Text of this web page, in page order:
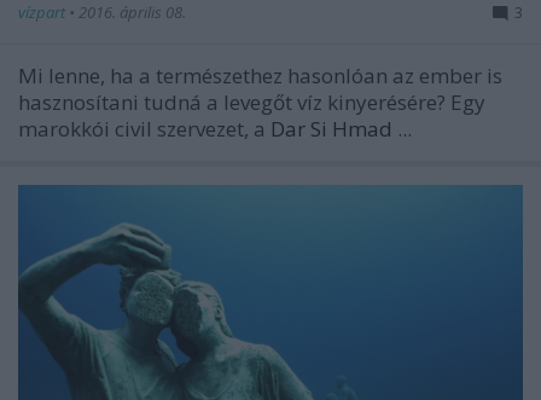
vízpart • 2016. április 08. 3
Mi lenne, ha a természethez hasonlóan az ember is
hasznosítani tudná a levegőt víz kinyerésére? Egy
marokkói civil szervezet, a Dar Si Hmad ...